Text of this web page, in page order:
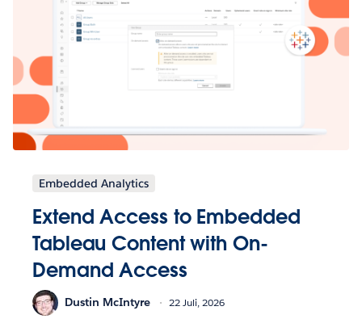
Embedded Analytics
Extend Access to Embedded
Tableau Content with On-
Demand Access
Dustin McIntyre 22 Juli, 2026